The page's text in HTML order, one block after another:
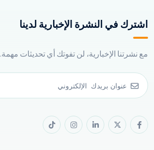
اشترك في النشرة الإخبارية لدينا
مع نشرتنا الإخبارية، لن تفوتك أي تحديثات مهمة.